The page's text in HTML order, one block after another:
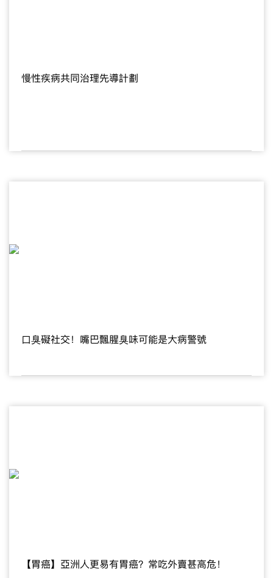
慢性疾病共同治理先導計劃
口臭礙社交！嘴巴飄腥臭味可能是大病警號
【胃癌】亞洲人更易有胃癌？常吃外賣甚高危！